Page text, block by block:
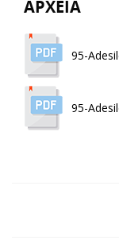
ΑΡΧΕΙΑ
95-
95-